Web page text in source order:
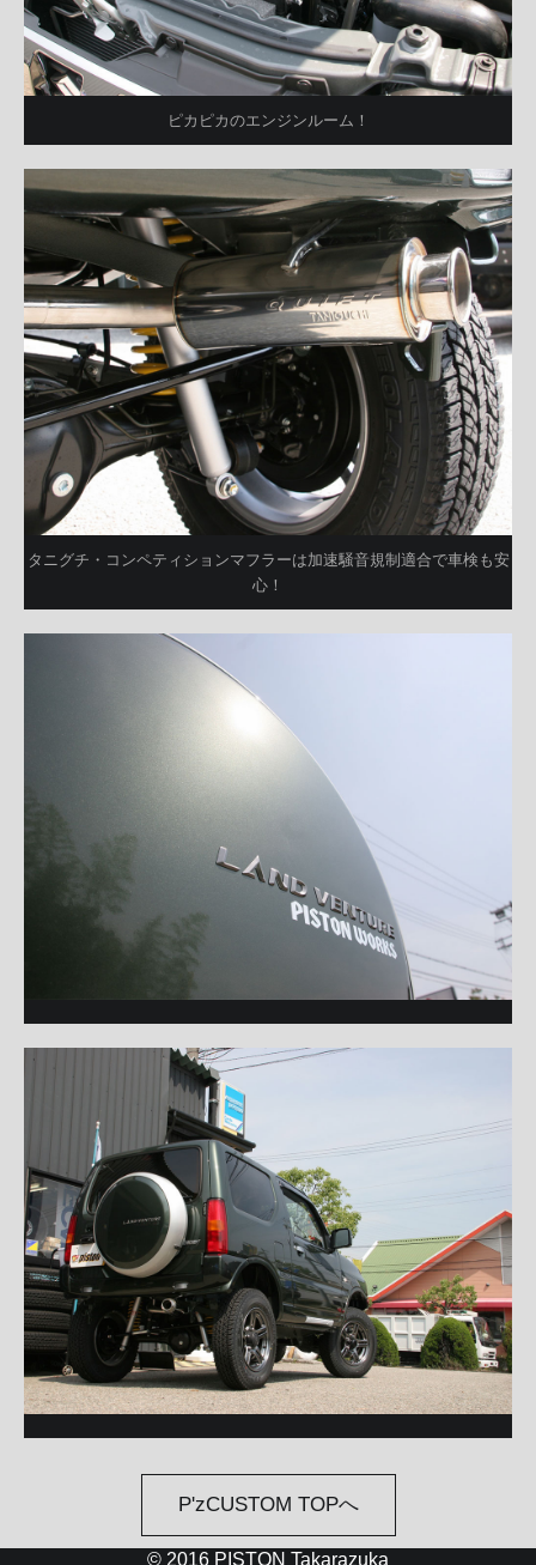
ピカピカのエンジンルーム！
タニグチ・コンペティションマフラーは加速騒音規制適合で車検も安
心！
P'zCUSTOM TOPへ
© 2016 PISTON Takarazuka